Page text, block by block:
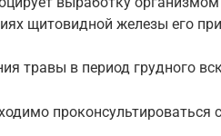
щитовидной железы его
травы в период грудного
проконсультироваться